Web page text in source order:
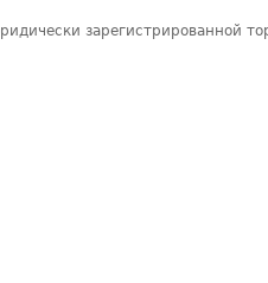
зарегистрированной